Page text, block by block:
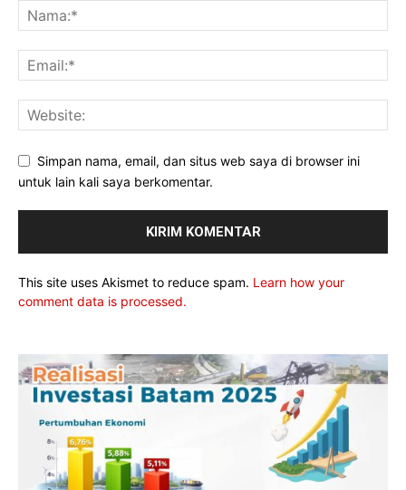
Simpan nama, email, dan situs web saya di browser ini
untuk lain kali saya berkomentar.
This site uses Akismet to reduce spam. Learn how your
comment data is processed.